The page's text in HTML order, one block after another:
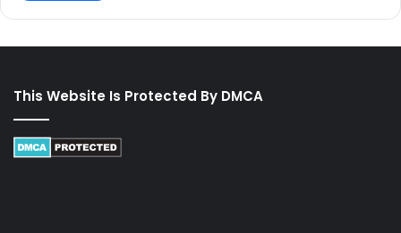
This Website Is Protected By DMCA